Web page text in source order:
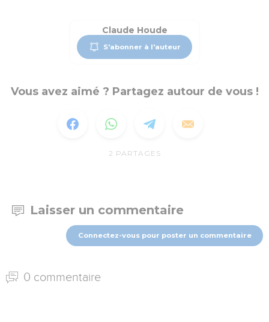
Claude Houde
S'abonner à l'auteur
Vous avez aimé ? Partagez autour de vous !
2 PARTAGES
Laisser un commentaire
Connectez-vous pour poster un commentaire
0 commentaire